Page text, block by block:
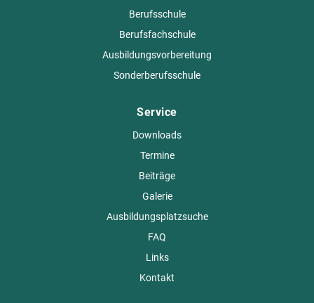
Berufsschule
Berufsfachschule
Ausbildungsvorbereitung
Sonderberufsschule
Service
Downloads
Termine
Beiträge
Galerie
Ausbildungsplatzsuche
FAQ
Links
Kontakt